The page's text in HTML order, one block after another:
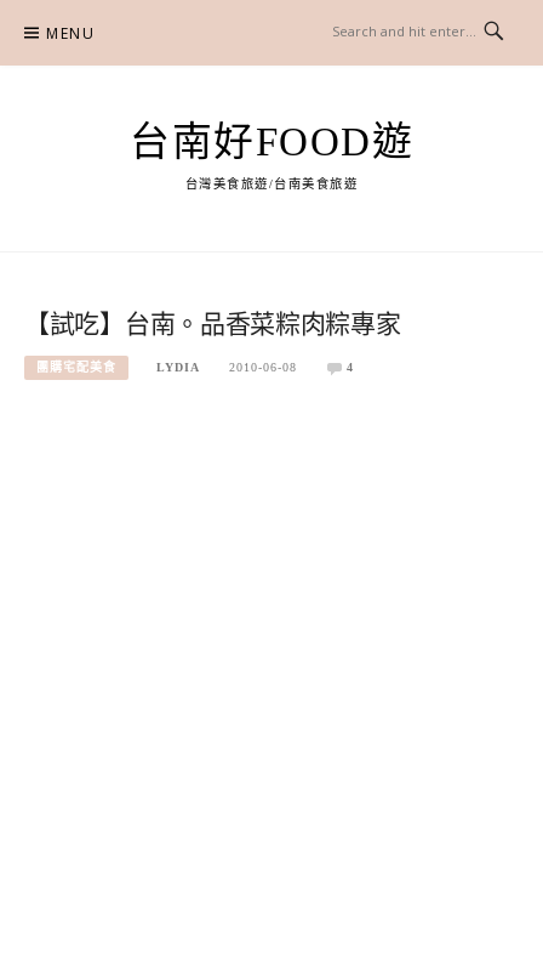
content
MENU
台南好FOOD遊
台灣美食旅遊/台南美食旅遊
【試吃】台南。品香菜粽肉粽專家
團購宅配美食 LYDIA 2010-06-08 4